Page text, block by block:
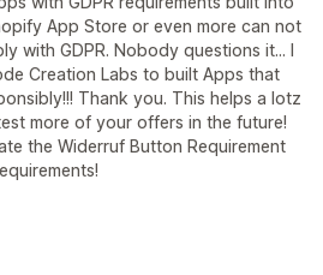
App Store or even more can not
with GDPR. Nobody questions it... I
Creation Labs to built Apps that
Thank you. This helps a lotz
more of your offers in the future!
the Widerruf Button Requirement